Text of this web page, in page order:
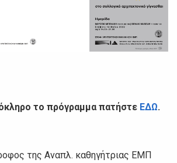
το πρόγραμμα πατήστε ΕΔΩ.
της Αναπλ. καθηγήτριας ΕΜΠ